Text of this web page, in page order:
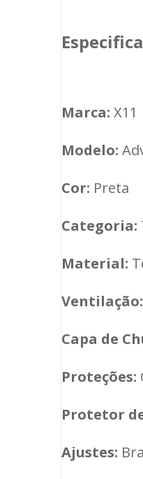
Marca: X11
Modelo:
Cor: Preta
Categoria:
Material:
Ventilação:
Capa de
Proteções:
Protetor
Ajustes: